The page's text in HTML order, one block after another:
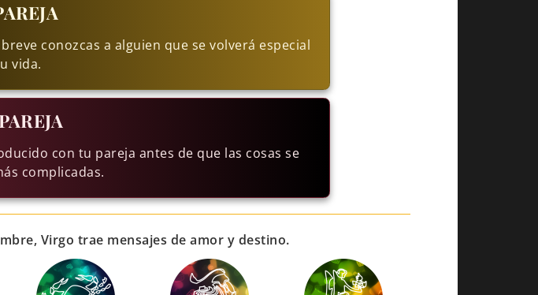
conozcas a alguien que se volverá especial
vida.
con tu pareja antes de que las cosas se
complicadas.
Virgo trae mensajes de amor y destino.